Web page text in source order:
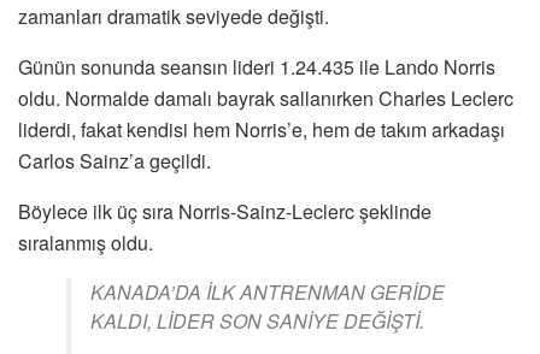
zamanları dramatik seviyede değişti.
Günün sonunda seansın lideri 1.24.435 ile Lando Norris
oldu. Normalde damalı bayrak sallanırken Charles Leclerc
liderdi, fakat kendisi hem Norris’e, hem de takım arkadaşı
Carlos Sainz’a geçildi.
Böylece ilk üç sıra Norris-Sainz-Leclerc şeklinde
sıralanmış oldu.
KANADA’DA İLK ANTRENMAN GERİDE
KALDI, LİDER SON SANİYE DEĞİŞTİ.